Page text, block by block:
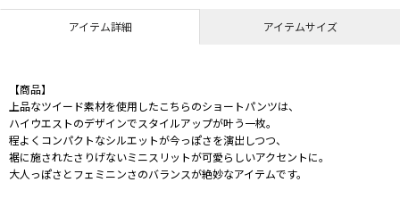
アイテム詳細 アイテムサイズ
【商品】
上品なツイード素材を使用したこちらのショートパンツは、
ハイウエストのデザインでスタイルアップが叶う一枚。
程よくコンパクトなシルエットが今っぽさを演出しつつ、
裾に施されたさりげないミニスリットが可愛らしいアクセントに。
大人っぽさとフェミニンさのバランスが絶妙なアイテムです。